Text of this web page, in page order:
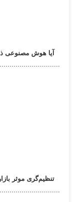
آیا هوش مصنوعی
تنظیم‌گری موثر